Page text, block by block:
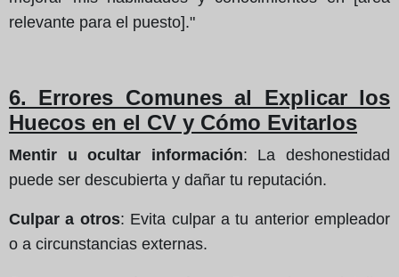
relevante para el puesto]."
6. Errores Comunes al Explicar los
Huecos en el CV y Cómo Evitarlos
Mentir u ocultar información: La deshonestidad
puede ser descubierta y dañar tu reputación.
Culpar a otros: Evita culpar a tu anterior empleador
o a circunstancias externas.